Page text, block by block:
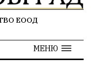
ЕООД
МЕНЮ